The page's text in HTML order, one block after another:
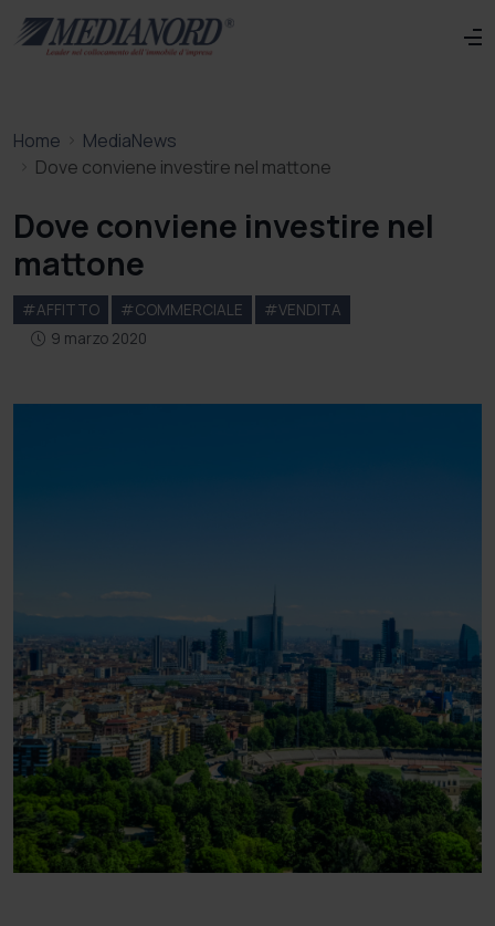
Home
MediaNews
Dove conviene investire nel mattone
Dove conviene investire nel
mattone
#AFFITTO #COMMERCIALE
#VENDITA
9 marzo 2020